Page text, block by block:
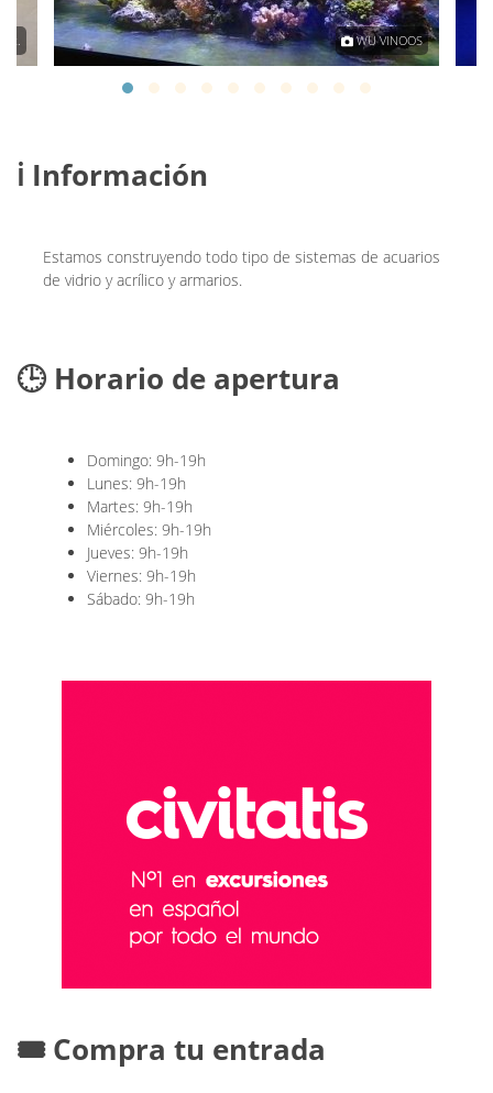
WU VINOOS
ℹ️ Información
Estamos construyendo todo tipo de sistemas de acuarios
de vidrio y acrílico y armarios.
🕒 Horario de apertura
Domingo: 9h-19h
Lunes: 9h-19h
Martes: 9h-19h
Miércoles: 9h-19h
Jueves: 9h-19h
Viernes: 9h-19h
Sábado: 9h-19h
🎟️ Compra tu entrada